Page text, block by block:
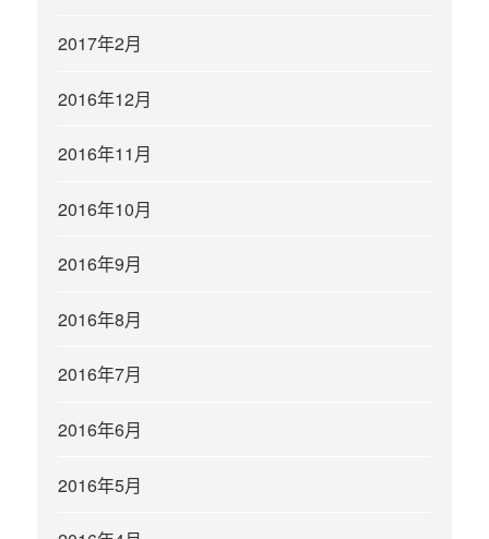
2017年2月
2016年12月
2016年11月
2016年10月
2016年9月
2016年8月
2016年7月
2016年6月
2016年5月